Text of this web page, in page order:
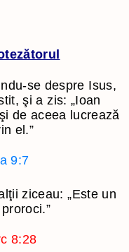
se despre Isus,
şi a zis: „Ioan
de aceea lucrează
el.”
9:7
ziceau: „Este un
8:28